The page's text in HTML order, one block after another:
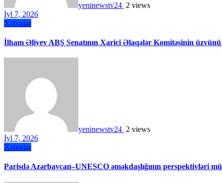
yeninewstv24 2 views
İyl 7, 2026
Xəbərlər
İlham Əliyev ABŞ Senatının Xarici Əlaqələr Komitəsinin
yeninewstv24 2 views
İyl 7, 2026
Xəbərlər
Parisdə Azərbaycan–UNESCO əməkdaşlığının perspektivləri